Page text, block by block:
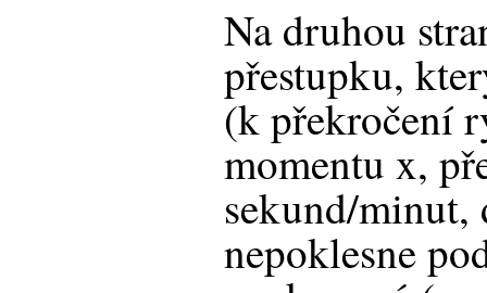
Na druhou
přestupku,
(k překročení
momentu x,
sekund/
nepoklesne